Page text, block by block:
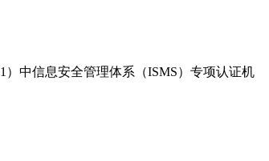
）中信息安全管理体系（ISMS）专项认证机